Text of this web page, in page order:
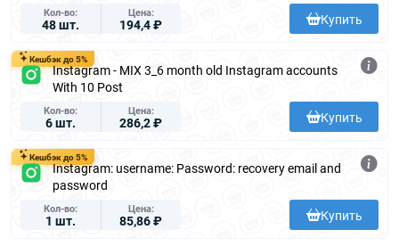
Кол-во
48 шт.
Цена
194,4 ₽ Купить
Кешбэк до 5%
Instagram - MIX 3_6 month old Instagram accounts
With 10 Post
Кол-во
6 шт.
Цена
286,2 ₽ Купить
Кешбэк до 5%
Instagram: username: Password: recovery email and
password
Кол-во
1 шт.
Цена
85,86 ₽ Купить